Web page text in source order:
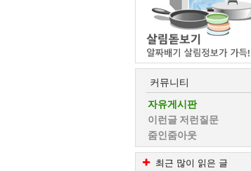
커뮤니티
자유게시판
이런글 저런질문
줌인줌아웃
최근 많이 읽은 글